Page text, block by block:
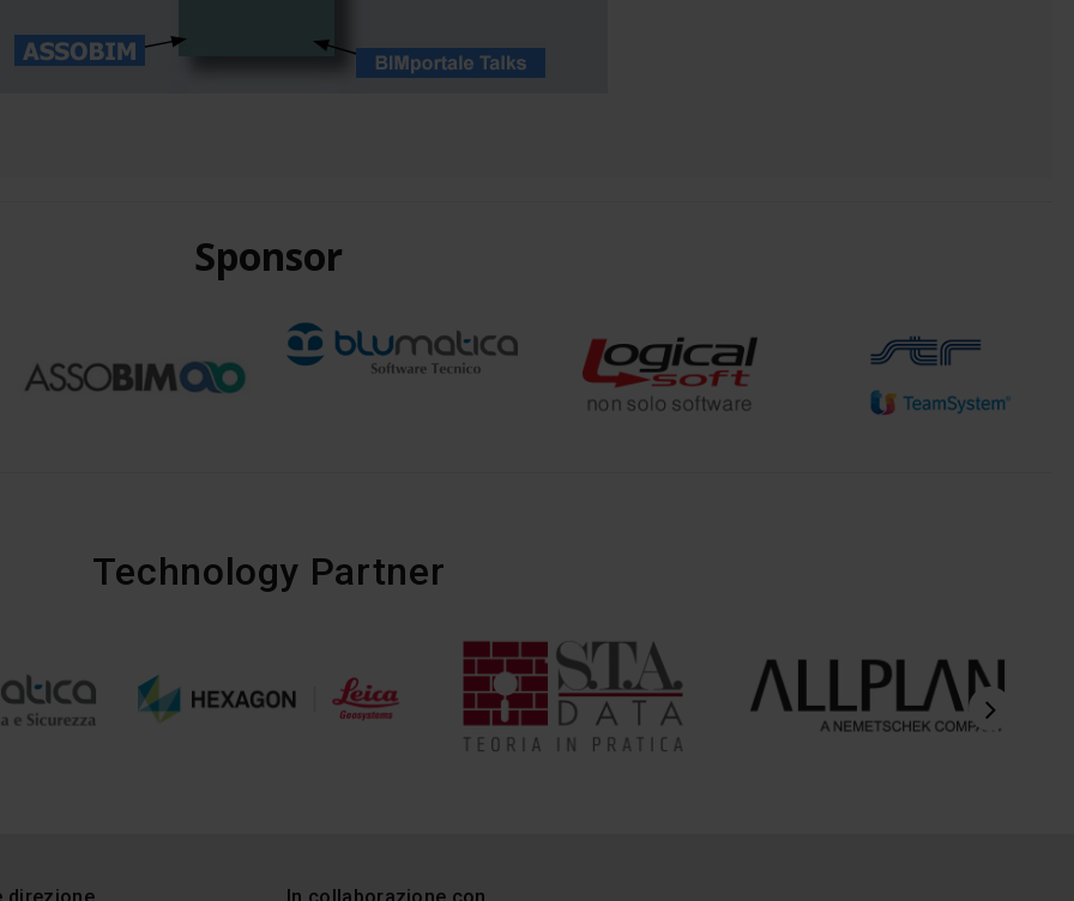
Sponsor
Technology Partner